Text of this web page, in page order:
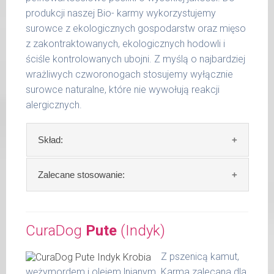
do 5
kg
200 g
6 - 14
kg
300 g
15 -
400 g
26 -
800 g
36 -
50 kg
51 -
Podane liczby są wartościami orientacyjnymi.
aktywności, warunków hodowli oraz innych
produkcji naszej Bio- karmy wykorzystujemy
surowce z ekologicznych gospodarstw oraz mięso
z zakontraktowanych, ekologicznych hodowli i
ściśle kontrolowanych ubojni. Z myślą o najbardziej
wrażliwych czworonogach stosujemy wyłącznie
surowce naturalne, które nie wywołują reakcji
alergicznych.
Skład:
Skład:ryba* 64%, komosa ryżowa 15%,
gruszka 10%, nasturcja 1%, olej lniany 1 %, algi
Szczegółowa analiza składu:
surowe białko 8,60 %
tłuszcz surowy 6,20 %
Zalecane stosowanie:
opakowań w lodówce, nie dłużej niż 2 dni.
CuraDog Fisch (Ryba)
CuraDog Pute (Indyk)
Z pszenicą kamut,
wężymordem i olejem lnianym. Karma zalecana dla